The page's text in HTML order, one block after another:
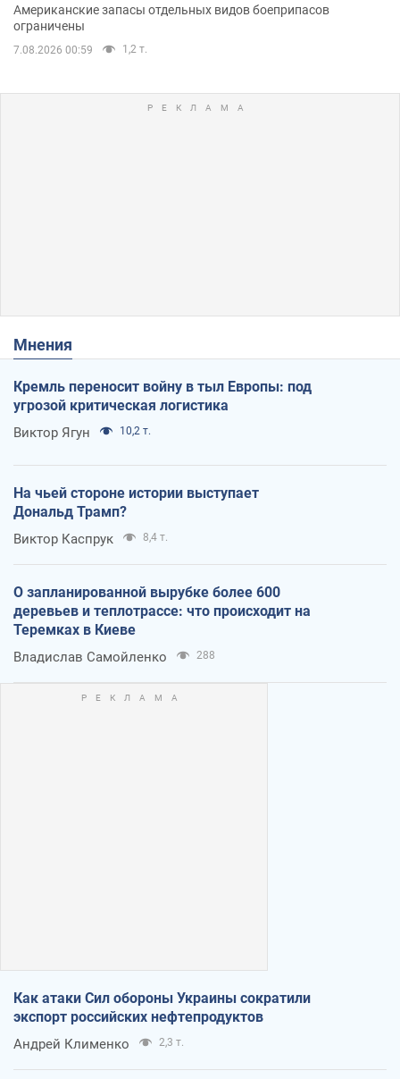
Американские запасы отдельных видов боеприпасов
ограничены
7.08.2026 00:59 1,2 т.
Мнения
Кремль переносит войну в тыл Европы: под
угрозой критическая логистика
Виктор Ягун 10,2 т.
На чьей стороне истории выступает
Дональд Трамп?
Виктор Каспрук 8,4 т.
О запланированной вырубке более 600
деревьев и теплотрассе: что происходит на
Теремках в Киеве
Владислав Самойленко 288
Как атаки Сил обороны Украины сократили
экспорт российских нефтепродуктов
Андрей Клименко 2,3 т.